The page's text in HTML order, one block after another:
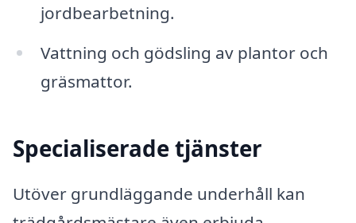
jordbearbetning.
Vattning och gödsling av plantor och
gräsmattor.
Specialiserade tjänster
Utöver grundläggande underhåll kan